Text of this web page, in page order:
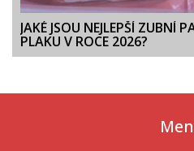
JAKÉ JSOU NEJLEPŠÍ ZUBNÍ
PLAKU V ROCE 2026?